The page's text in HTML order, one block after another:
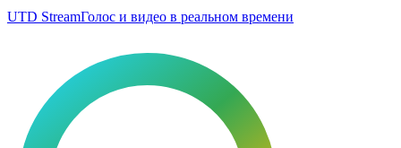
UTD StreamГолос и видео в реальном времени